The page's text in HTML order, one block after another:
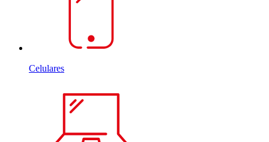
Celulares